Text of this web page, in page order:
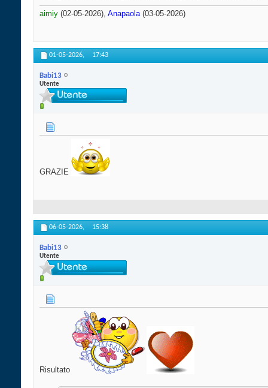
aimiy (02-05-2026), Anapaola(03-05-2026)
01-05-2026, 17:43
Babi13
Utente
GRAZIE
06-05-2026, 15:38
Babi13
Utente
Risultato